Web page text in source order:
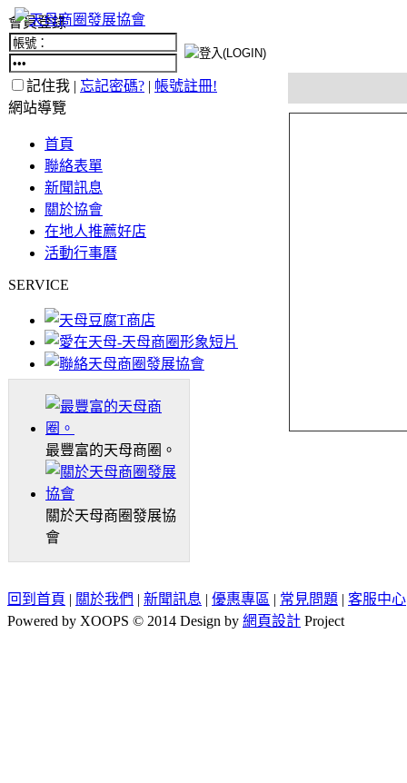
會員登錄
記住我 | 忘記密碼? | 帳號註冊!
網站導覽
首頁
聯絡表單
新聞訊息
關於協會
在地人推薦好店
活動行事曆
SERVICE
最豐富的天母商圈。
關於天母商圈發展協
會
回到首頁 | 關於我們 | 新聞訊息 | 優惠專區 | 常見問題 | 客服中心
Powered by XOOPS © 2014 Design by 網頁設計 Project